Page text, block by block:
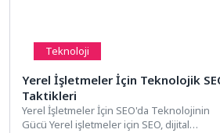
Teknoloji
Yerel İşletmeler İçin Teknolojik
Taktikleri
Yerel İşletmeler İçin SEO'da Teknolojinin
Gücü Yerel işletmeler için SEO, dijital